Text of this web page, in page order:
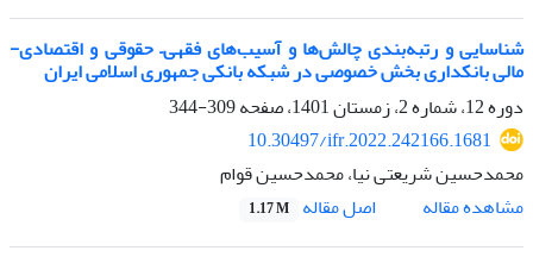
شناسایی و رتبه‌بندی چالش‌ها و آسیب‌های فقهی– حقوقی و اقتصادی-
مالی بانکداری بخش خصوصی در شبکه بانکی جمهوری اسلامی ایران
دوره 12، شماره 2، زمستان 1401، صفحه
309-344
10.30497/ifr.2022.242166.1681
محمدحسین شریعتی نیا، محمدحسین قوام
مشاهده مقاله
اصل مقاله 1.17 M